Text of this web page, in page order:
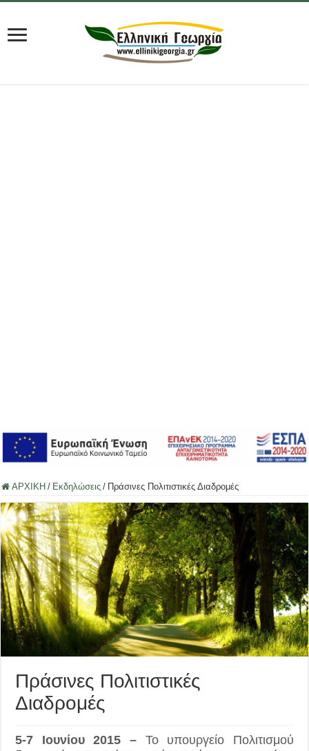
ΑΡΧΙΚΗ / Εκδηλώσεις / Πράσινες Πολιτιστικές Διαδρομές
Πράσινες Πολιτιστικές
Διαδρομές
5-7 Ιουνίου 2015 – Το υπουργείο Πολιτισμού